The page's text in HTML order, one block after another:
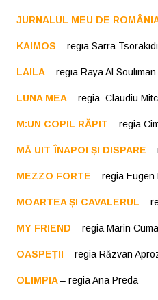
JURNALUL MEU DE
KAIMOS – regia Sarra
LAILA – regia Raya Al Souliman
LUNA MEA – regia Claudiu
M:UN COPIL RĂPIT – regia
MĂ UIT ÎNAPOI ȘI DISPARE –
MEZZO FORTE – regia Eugen
MOARTEA ȘI CAVALERUL –
MY FRIEND – regia Marin
OASPEȚII – regia Răzvan
OLIMPIA – regia Ana Preda